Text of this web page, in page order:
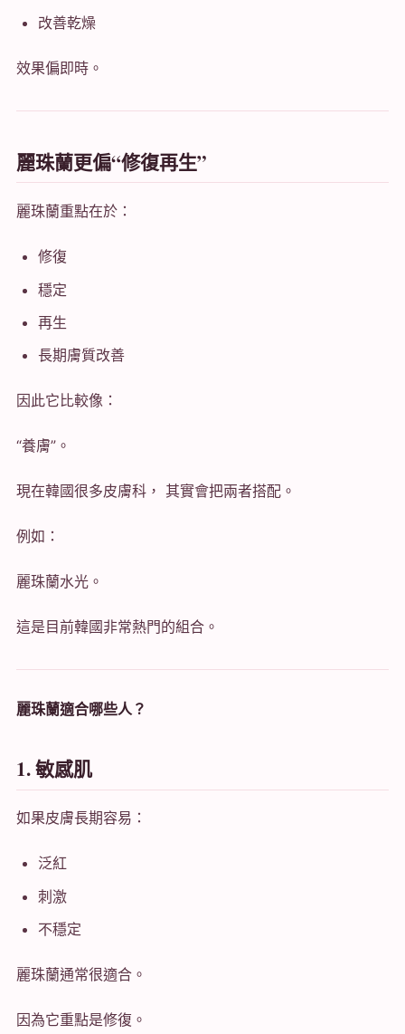
改善乾燥
效果偏即時。
麗珠蘭更偏“修復再生”
麗珠蘭重點在於：
修復
穩定
再生
長期膚質改善
因此它比較像：
“養膚”。
現在韓國很多皮膚科， 其實會把兩者搭配。
例如：
麗珠蘭水光。
這是目前韓國非常熱門的組合。
麗珠蘭適合哪些人？
1. 敏感肌
如果皮膚長期容易：
泛紅
刺激
不穩定
麗珠蘭通常很適合。
因為它重點是修復。